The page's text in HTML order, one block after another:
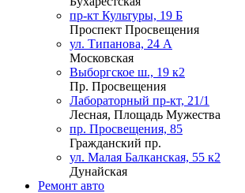
пр-кт Культуры, 19 Б
Проспект Просвещения
ул. Типанова, 24 А
Московская
Выборгское ш., 19 к2
Пр. Просвещения
Лабораторный пр-кт, 21/1
Лесная, Площадь Мужества
пр. Просвещения, 85
Гражданский пр.
ул. Малая Балканская, 55 к2
Дунайская
Ремонт авто